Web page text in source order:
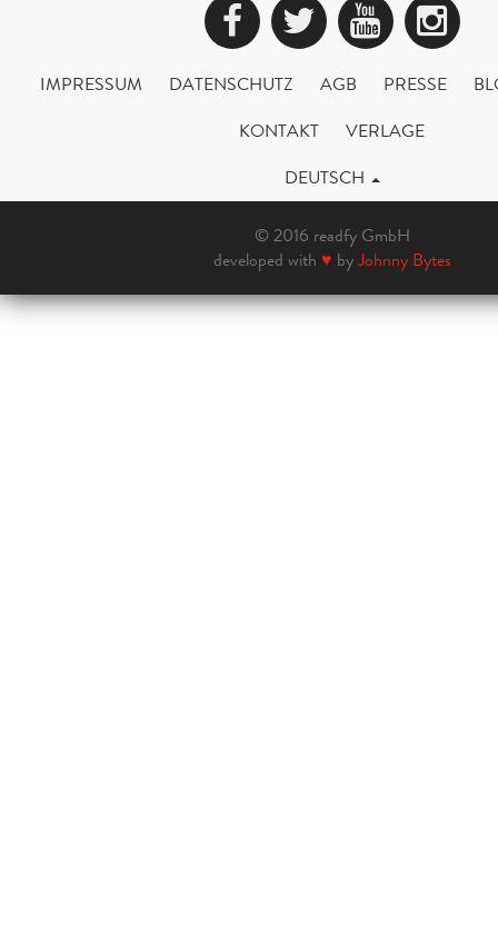
Facebook
Twitter
IMPRESSUM DATENSCHUTZ AGB PRESSE
KONTAKT
VERLAGE
DEUTSCH
© 2016 readfy GmbH
developed with ♥ byJohnny Bytes